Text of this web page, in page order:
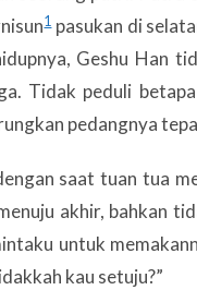
1pasukan di
Geshu Han
Tidak peduli
pedangnya
saat tuan tua
akhir, bahkan
untuk
kau setuju?”